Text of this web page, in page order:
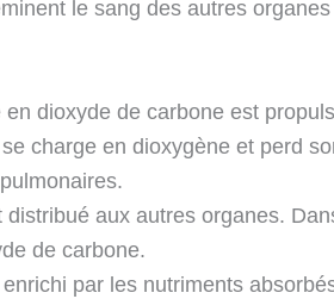
le sang des autres organes
dioxyde de carbone est
charge en dioxygène et perd
aux autres organes.
de carbone.
par les nutriments